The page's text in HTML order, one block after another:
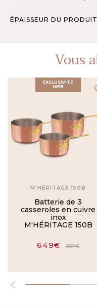
ÉPAISSEUR DU
Vous
EXCLUSIVITÉ
WEB
M'HÉRITAGE 150B
Batterie de 3
casseroles en cuivre
inox
M'HÉRITAGE 150B
649€ 937€